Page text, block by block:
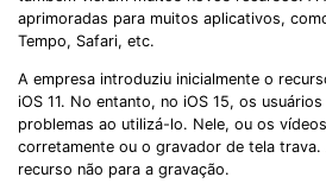
aprimoradas para muitos aplicativos,
Tempo, Safari, etc.
A empresa introduziu inicialmente o
iOS 11. No entanto, no iOS 15, os
problemas ao utilizá-lo. Nele, ou os
corretamente ou o gravador de tela
recurso não para a gravação.